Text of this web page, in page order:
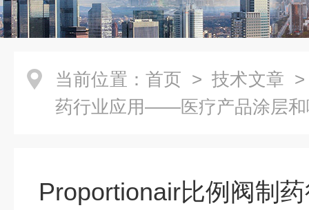
当前位置： 首页 > 技术文章
药行业应用——医疗产品涂层和
Proportionair比例阀制